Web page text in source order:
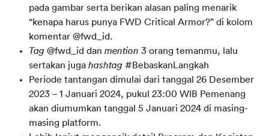
pada gambar serta berikan alasan paling menarik
“kenapa harus punya FWD Critical Armor?” di kolom
komentar @fwd_id.
Tag @fwd_id dan mention 3 orang temanmu, lalu
sertakan juga hashtag # BebaskanLangkah
Periode tantangan dimulai dari tanggal 26 Desember
2023 – 1 Januari 2024, pukul 23:00 WIB Pemenang
akan diumumkan tanggal 5 Januari 2024 di masing-
masing platform.